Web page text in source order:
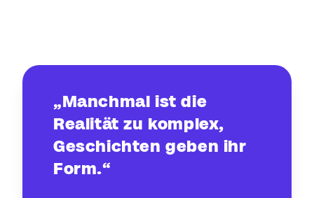
„Manchmal ist die
Realität zu komplex,
Geschichten geben ihr
Form.“